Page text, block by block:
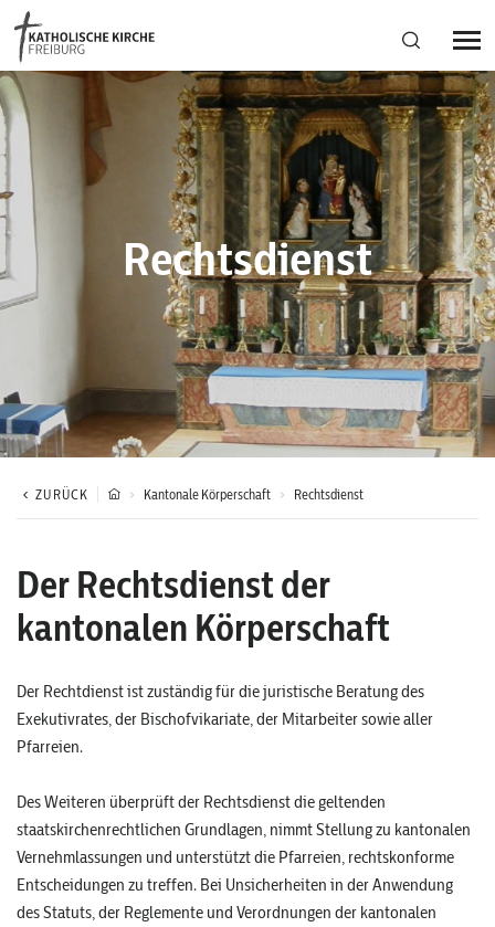
Bistumsregion Deutschfreiburg
Fachstellen
Kirchliches Leben
Kantonale Körperschaft
Aktuelles
Rechtsdienst
ZURÜCK Kantonale Körperschaft Rechtsdienst
Der Rechtsdienst der
kantonalen Körperschaft
Der Rechtdienst ist zuständig für die juristische Beratung des
Exekutivrates, der Bischofvikariate, der Mitarbeiter sowie aller
Pfarreien.
Des Weiteren überprüft der Rechtsdienst die geltenden
staatskirchenrechtlichen Grundlagen, nimmt Stellung zu kantonalen
Vernehmlassungen und unterstützt die Pfarreien, rechtskonforme
Entscheidungen zu treffen. Bei Unsicherheiten in der Anwendung
des Statuts, der Reglemente und Verordnungen der kantonalen